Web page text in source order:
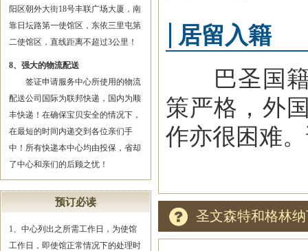
阳区朝外大街18号丰联广场大厦，南
靠日坛路第一使馆区，东依三里屯第
二使馆区，直线距离不超过3公里！
8、强大的物流配送
签证申请服务中心所使用的物流
配送公司国际为联邦快递，国内为顺
丰快递！在确保宝贝安全的情况下，
在最短的时间内递交到各位亲们手
中！所有快递本中心均由投保，省却
了中心和亲们的后顾之忧！
预订必读
1、中心列出之所需工作日，为使馆
工作日，即使馆正常情况下的处理时
居留入籍
巴圣国籍
策严格，外
作亦很困难
圣文森特和格林